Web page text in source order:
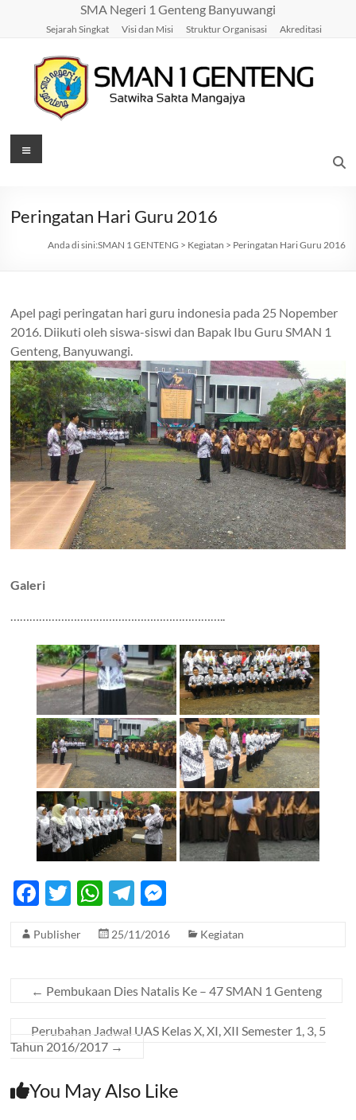
SMA Negeri 1 Genteng Banyuwangi
Sejarah Singkat Visi dan Misi Struktur Organisasi Akreditasi
SMAN
GENTENG
Menu
Peringatan Hari Guru 2016
Anda di sini:SMAN 1 GENTENG > Kegiatan > Peringatan Hari Guru 2016
Apel pagi peringatan hari guru indonesia pada 25 Nopember
2016. Diikuti oleh siswa-siswi dan Bapak Ibu Guru SMAN 1
Genteng, Banyuwangi.
Galeri
…………………………………………………………..
F
e
o
k
T
itt
W
at
A
p
p
T
e
a
m
se
g
er
Publisher 25/11/2016 Kegiatan
← Pembukaan Dies Natalis Ke – 47 SMAN 1 Genteng
Perubahan Jadwal UAS Kelas X, XI, XII Semester 1, 3, 5
Tahun 2016/2017 →
You May Also Like